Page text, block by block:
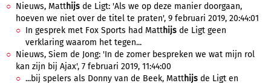
Nieuws, Matthijs de Ligt: 'Als we op deze manier doorgaan,
hoeven we niet over de titel te praten', 9 februari 2019, 20:44:01
In gesprek met Fox Sports had Matthijs de Ligt geen
verklaring waarom het tegen...
Nieuws, Siem de Jong: 'In de zomer bespreken we wat mijn rol
kan zijn bij Ajax', 7 februari 2019, 11:44:00
...bij spelers als Donny van de Beek, Matthijs de Ligt en